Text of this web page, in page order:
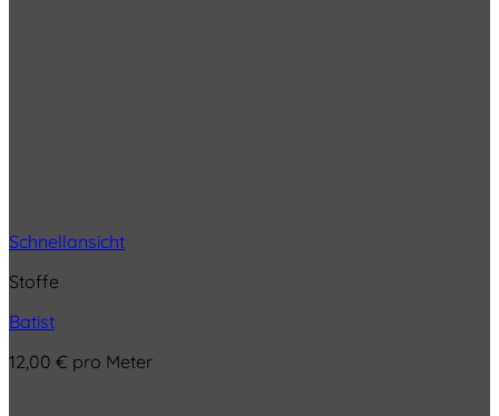
Schnellansicht
Stoffe
Batist
12,00 € pro Meter